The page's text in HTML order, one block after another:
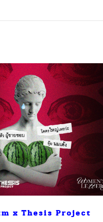
x Thesis Project